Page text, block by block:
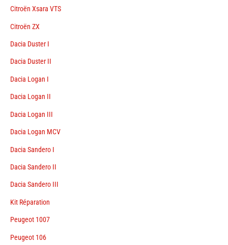
Citroën Xsara VTS
Citroën ZX
Dacia Duster I
Dacia Duster II
Dacia Logan I
Dacia Logan II
Dacia Logan III
Dacia Logan MCV
Dacia Sandero I
Dacia Sandero II
Dacia Sandero III
Kit Réparation
Peugeot 1007
Peugeot 106